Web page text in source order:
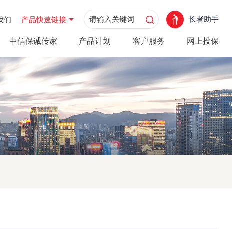
们 产品快速链接 长者助手
中信保诚传家 产品计划 客户服务 网上投保